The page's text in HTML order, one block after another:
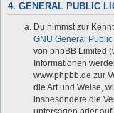
4. GENERAL PUBLIC
Du nimmst zur
GNU General
von phpBB Limited
Informationen
www.phpbb.de zur
die Art und Weise,
insbesondere die